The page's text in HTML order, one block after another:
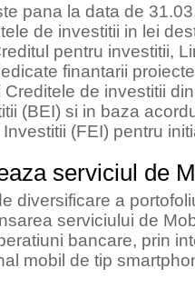
pana la data de
de investitii in lei
pentru investitii,
finantarii
de investitii
(BEI) si in baza
(FEI) pentru
serviciul de
diversificare a
serviciului de
bancare, prin
mobil de tip